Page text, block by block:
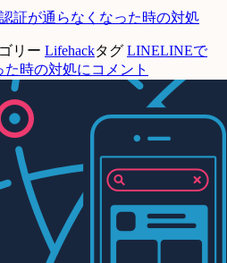
証が通らなくなった時の対処
リー Lifehackタグ LINELINEで
た時の対処に コメント